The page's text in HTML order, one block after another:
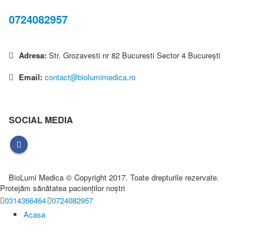
0724082957
Adresa: Str. Grozavesti nr 82 Bucuresti Sector 4 București
Email: contact@biolumimedica.ro
SOCIAL MEDIA
BioLumi Medica © Copyright 2017. Toate drepturile rezervate.
Protejăm sănătatea pacienților noștri
0314366464 0724082957
Acasa